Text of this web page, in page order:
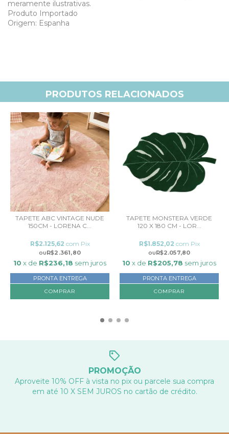
meramente ilustrativas.
Produto Importado
Origem: Espanha
PRODUTOS RELACIONADOS
TAPETE ABC VINTAGE NUDE
150CM - LORENA C...
R$2.361,80
R$2.125,62 com Pix
10 x de R$236,18 sem juros
PRONTA ENTREGA
TAPETE MONSTERA VERDE
120 X 180 CM - LOR...
R$2.057,80
R$1.852,02 com Pix
10 x de R$205,78 sem juros
PRONTA ENTREGA
PROMOÇÃO
Aproveite 10% OFF à vista no pix ou parcele sua compra
em até 10 X SEM JUROS no cartão de crédito.